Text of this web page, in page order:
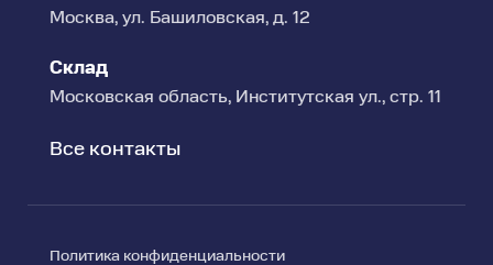
Москва, ул. Башиловская, д. 12
Склад
Московская область, Институтская ул., стр. 11
Все контакты
Политика конфиденциальности